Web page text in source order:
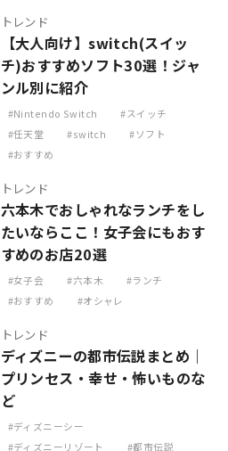
トレンド
【大人向け】switch(スイッ
チ)おすすめソフト30選！ジャ
ンル別に紹介
Nintendo Switch
スイッチ
任天堂
switch
ソフト
おすすめ
トレンド
六本木でおしゃれなランチをし
たいならここ！女子会にもおす
すめのお店20選
女子会 六本木
ランチ
おすすめ
オシャレ
トレンド
ディズニーの都市伝説まとめ｜
プリンセス・幸せ・怖いものな
ど
ディズニーシー
ディズニーリゾート
都市伝説